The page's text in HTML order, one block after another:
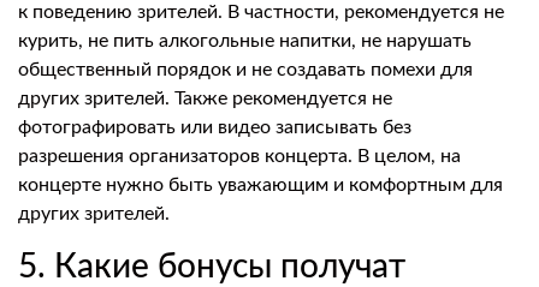
к поведению зрителей. В частности, рекомендуется не
курить, не пить алкогольные напитки, не нарушать
общественный порядок и не создавать помехи для
других зрителей. Также рекомендуется не
фотографировать или видео записывать без
разрешения организаторов концерта. В целом, на
концерте нужно быть уважающим и комфортным для
других зрителей.
5. Какие бонусы получат